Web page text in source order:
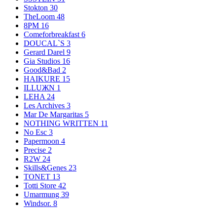
Stokton 30
TheLoom 48
8PM 16
Comeforbreakfast 6
DOUCAL`S 3
Gerard Darel 9
Gia Studios 16
Good&Bad 2
HAIKURE 15
ILLUЖN 1
LEHA 24
Les Archives 3
Mar De Margaritas 5
NOTHING WRITTEN 11
No Esc 3
Papermoon 4
Precise 2
R2W 24
Skills&Genes 23
TONET 13
Totti Store 42
Umarmung 39
Windsor. 8